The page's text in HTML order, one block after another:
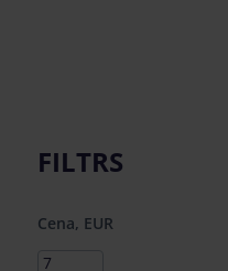
FILTRS
Cena, EUR